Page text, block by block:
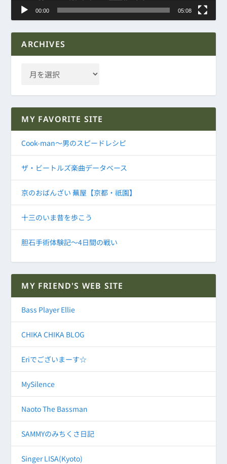
00:00 05:08
ARCHIVES
MY FAVORITE SITE
Cook-man～男のスピードレシピ
ザ・ビートルズ楽曲データベース
京のおばんざい 蕪屋【京都・祇園】
十三のいま昔を歩こう
胆石手術体験記～4日間の戦い
MY FRIEND'S WEB SITE
Bass Player Ellie
CHIKA CHIKA BLOG
Eriでございまーす☆
MySilence
Naoto The Bassman
SAMMYのみちくさ日記
Singer LISA(Kyoto)